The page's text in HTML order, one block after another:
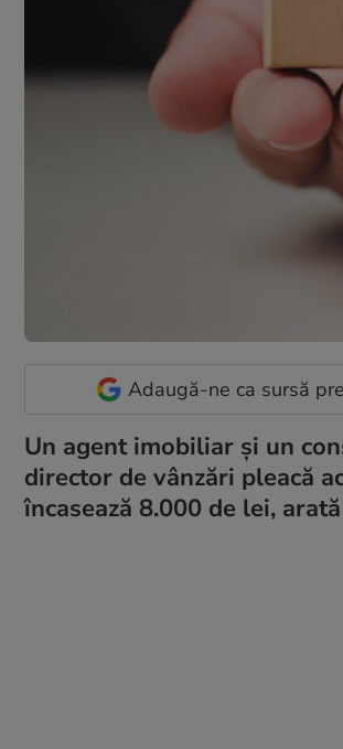
Adaugă-ne ca sursă
Un agent imobiliar și un
director de vânzări pleacă
încasează 8.000 de lei,